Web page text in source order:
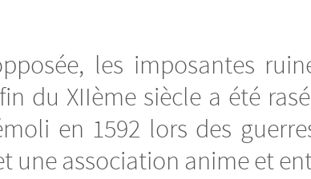
les imposantes
du XIIème siècle a été
en 1592 lors des
une association anime et